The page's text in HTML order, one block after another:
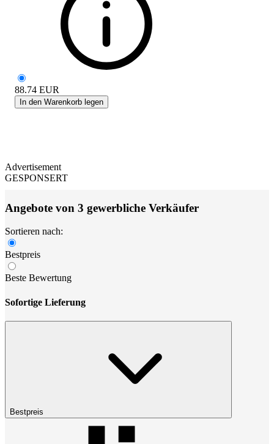
88.74 EUR
In den Warenkorb legen
Advertisement
GESPONSERT
Angebote von 3 gewerbliche Verkäufer
Sortieren nach:
Bestpreis
Beste Bewertung
Sofortige Lieferung
Bestpreis